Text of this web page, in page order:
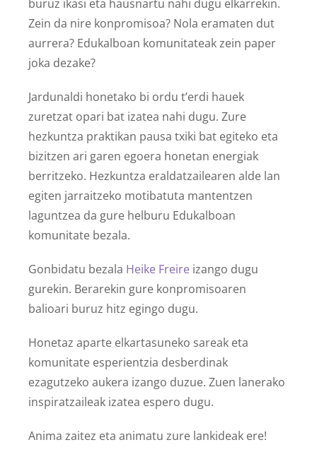
buruz ikasi eta hausnartu nahi dugu elkarrekin.
Zein da nire konpromisoa? Nola eramaten dut
aurrera? Edukalboan komunitateak zein paper
joka dezake?
Jardunaldi honetako bi ordu t’erdi hauek
zuretzat opari bat izatea nahi dugu. Zure
hezkuntza praktikan pausa txiki bat egiteko eta
bizitzen ari garen egoera honetan energiak
berritzeko. Hezkuntza eraldatzailearen alde lan
egiten jarraitzeko motibatuta mantentzen
laguntzea da gure helburu Edukalboan
komunitate bezala.
Gonbidatu bezala Heike Freire izango dugu
gurekin. Berarekin gure konpromisoaren
balioari buruz hitz egingo dugu.
Honetaz aparte elkartasuneko sareak eta
komunitate esperientzia desberdinak
ezagutzeko aukera izango duzue. Zuen lanerako
inspiratzaileak izatea espero dugu.
Anima zaitez eta animatu zure lankideak ere!